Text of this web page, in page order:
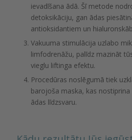
ievadīšana ādā. Šī metode
detoksikāciju, gan ādas
antioksidantiem un
Vakuuma stimulācija uzlabo
limfodrenāžu, palīdz mazināt
vieglu liftinga efektu.
Procedūras noslēgumā tiek
barojoša maska, kas
ādas līdzsvaru.